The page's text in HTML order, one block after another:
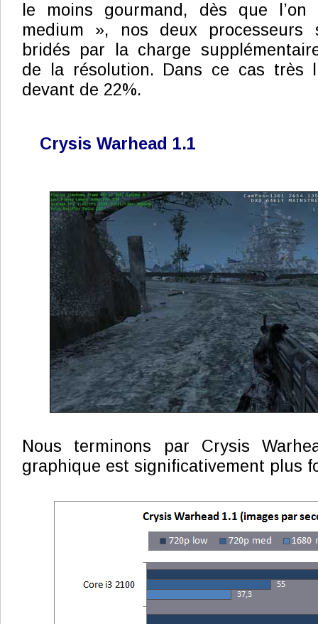
le moins gourmand, dès que
medium », nos deux processeurs
bridés par la charge
de la résolution. Dans ce cas très
devant de 22%.
Crysis Warhead 1.1
Nous terminons par Crysis
graphique est significativement plus